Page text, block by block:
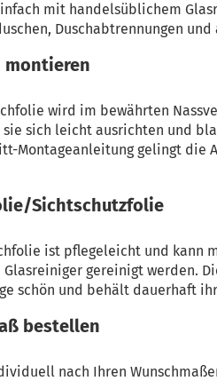
mit handelsüblichem
Duschabtrennungen
montieren
wird im bewährten
sich leicht ausrichten und
Montageanleitung gelingt die
Sichtschutzfolie
ist pflegeleicht und kann
gereinigt werden.
schön und behält dauerhaft
bestellen
nach Ihren